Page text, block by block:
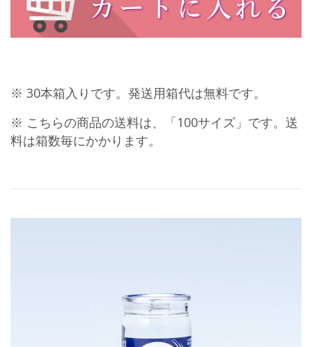
※ 30本箱入りです。発送用箱代は無料です。
※ こちらの商品の送料は、「100サイズ」です。送
料は箱数毎にかかります。